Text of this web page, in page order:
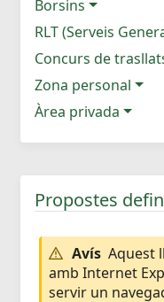
Borsins
RLT (Serveis
Concurs de
Zona personal
Àrea privada
Propostes
Avís Aquest
amb Internet
servir un